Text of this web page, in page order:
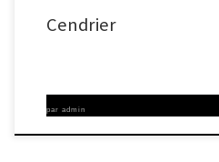
Cendrier
par admin